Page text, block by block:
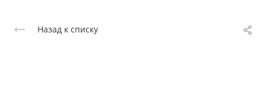
Назад к списку